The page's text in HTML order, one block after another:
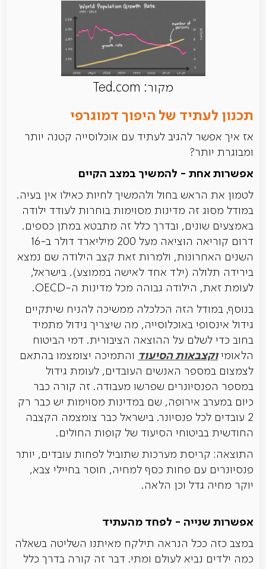
מקור: Ted.com
תכנון לעתיד של היפוך דמוגרפי
אז איך אפשר להגיב לעתיד עם אוכלוסייה קטנה יותר
ומבוגרת יותר?
אפשרות אחת - להמשיך במצב הקיים
לטמון את הראש בחול ולהמשיך לחיות כאילו אין בעיה.
במודל מסוג זה מדינות מסוימות בוחרות לעודד ילודה
באמצעים שונים, ובדרך כלל זה מתבטא במתן כספים.
דרום קוריאה הוציאה מעל 200 מיליארד דולר ב-16
השנים האחרונות, ולמרות זאת קצב הילודה שם נמצא
בירידה תלולה (ילד אחד לאישה בממוצע). בישראל,
לעומת זאת, הילודה גבוהה מכל מדינות ה-OECD.
בנוסף, במודל הזה הכלכלה ממשיכה להניח שיתקיים
גידול אינסופי באוכלוסייה, מה שיצריך גידול מתמיד
בחוב כדי לשלם על ההוצאה הציבורית. דמי הביטוח
הלאומיוקצבאות הסיעוד והתמיכה יצומצמו בהתאם
לצמצום במספר האנשים העובדים, לעומת גידול
במספר הפנסיונרים שפרשו מעבודה. זה קורה כבר
כיום במערב אירופה, שם במדינות מסוימות יש כבר רק
2 עובדים לכל פנסיונר. בישראל כבר צומצמה הקצבה
החודשית בביטוחי הסיעוד של קופות החולים.
התוצאה: קריסת מערכות שתוביל לפחות עובדים, יותר
פנסיונרים עם פחות כסף למחיה, חוסר בחיילי צבא,
יוקר מחיה גדל וכן הלאה.
אפשרות שנייה - לפחד מהעתיד
במצב כזה ככל הנראה תילקח מאיתנו השליטה בשאלה
כמה ילדים נביא לעולם ומתי. דבר זה קורה בדרך כלל